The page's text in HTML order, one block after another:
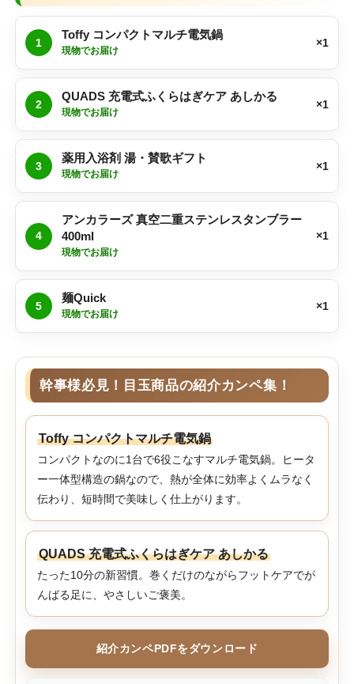
1
Toffy コンパクトマルチ電気鍋
現物でお届け
×1
2
QUADS 充電式ふくらはぎケア あしかる
現物でお届け
×1
3
薬用入浴剤 湯・賛歌ギフト
現物でお届け
×1
4
アンカラーズ 真空二重ステンレスタンブラー
400ml
現物でお届け
×1
5
麺Quick
現物でお届け
×1
幹事様必見！目玉商品の紹介カンペ集！
Toffy コンパクトマルチ電気鍋
コンパクトなのに1台で6役こなすマルチ電気鍋。ヒータ
ー一体型構造の鍋なので、熱が全体に効率よくムラなく
伝わり、短時間で美味しく仕上がります。
QUADS 充電式ふくらはぎケア あしかる
たった10分の新習慣。巻くだけのながらフットケアでが
んばる足に、やさしいご褒美。
紹介カンペPDFをダウンロード